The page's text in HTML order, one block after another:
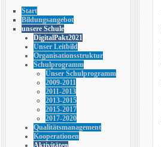
Start
Bildungsangebot
unsere Schule
DigitalPakt2021
Unser Leitbild
Organisationsstruktur
Schulprogramm
Unser Schulprogramm
2009-2011
2011-2013
2013-2015
2015-2017
2017-2020
Qualitätsmanagement
Kooperationen
Aktivitäten